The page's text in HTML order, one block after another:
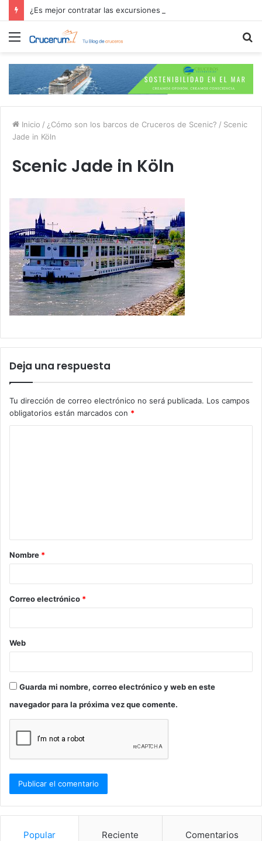
Menú
Inicio / ¿Cómo son los barcos de Cruceros de Scenic? / Scenic
Jade in Köln
Scenic Jade in Köln
Deja una respuesta
Tu dirección de correo electrónico no será publicada. Los campos
obligatorios están marcados con *
a
r
*
Nombre *
Correo electrónico *
Web
Guarda mi nombre, correo electrónico y web en este
navegador para la próxima vez que comente.
Popular Reciente Comentarios